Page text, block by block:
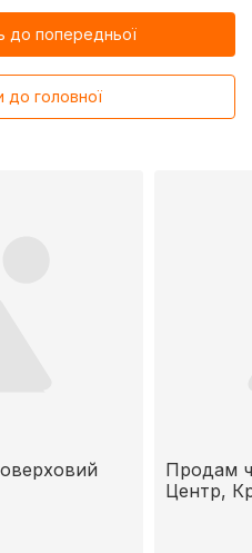
до попередньої
до головної
Продам
Центр,